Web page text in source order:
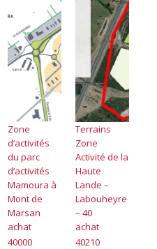
Zone
d’activités
du parc
d’activités
Mamoura à
Mont de
Marsan
achat
40000
Terrains
Zone
Activité de la
Haute
Lande –
Labouheyre
– 40
achat
40210